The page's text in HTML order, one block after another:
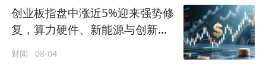
创业板指盘中涨近5%迎来强势修
复，算力硬件、新能源与创新药
三线共振下的宽基布局窗口
财闻 08-04